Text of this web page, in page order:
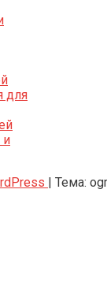
для
и
| Тема: